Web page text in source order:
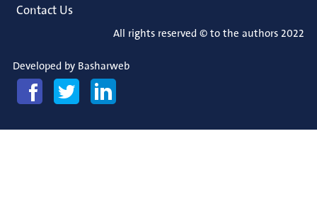
Contact Us
All rights reserved © to the authors 2022
Developed by Basharweb